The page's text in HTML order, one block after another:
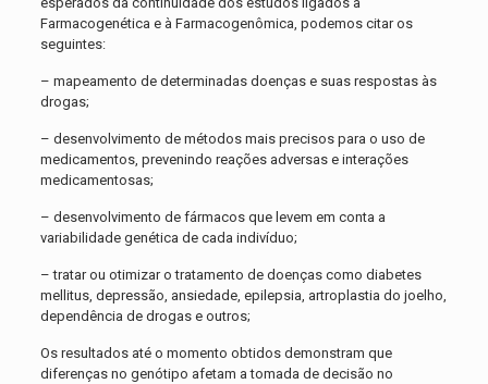
Farmacogenética e à Farmacogenômica, podemos citar os
seguintes:
– mapeamento de determinadas doenças e suas respostas às
drogas;
– desenvolvimento de métodos mais precisos para o uso de
medicamentos, prevenindo reações adversas e interações
medicamentosas;
– desenvolvimento de fármacos que levem em conta a
variabilidade genética de cada indivíduo;
– tratar ou otimizar o tratamento de doenças como diabetes
mellitus, depressão, ansiedade, epilepsia, artroplastia do joelho,
dependência de drogas e outros;
Os resultados até o momento obtidos demonstram que
diferenças no genótipo afetam a tomada de decisão no